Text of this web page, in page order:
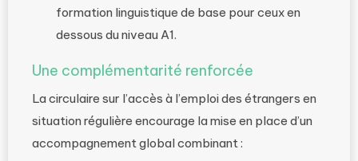
formation linguistique de base pour ceux en
dessous du niveau A1.
Une complémentarité renforcée
La circulaire sur l’accès à l’emploi des étrangers en
situation régulière encourage la mise en place d’un
accompagnement global combinant :